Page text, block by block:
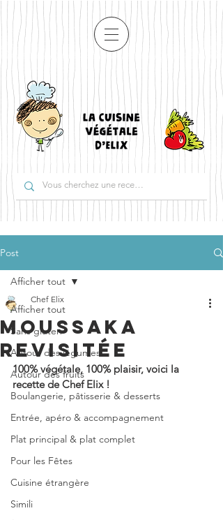
Post
Afficher tout
Sans gluten
Autour des légumes
Autour des fruits
Boulangerie, pâtisserie & desserts
Entrée, apéro & accompagnement
Plat principal & plat complet
Pour les Fêtes
Cuisine étrangère
Simili
Afficher tout
MOUSSAKA
REVISITÉE
Chef Elix
100% végétale, 100% plaisir, voici la
recette de Chef Elix !